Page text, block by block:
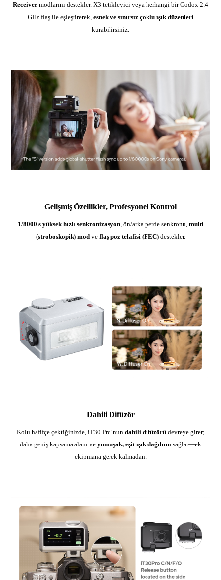
Receiver modlarını destekler. X3 tetikleyici veya herhangi bir Godox 2.4
GHz flaş ile eşleştirerek, esnek ve sınırsız çoklu ışık düzenleri
kurabilirsiniz.
Gelişmiş Özellikler, Profesyonel Kontrol
1/8000 s yüksek hızlı senkronizasyon, ön/arka perde senkronu, multi
(stroboskopik) modve flaş poz telafisi (FEC)destekler.
Dahili Difüzör
Kolu hafifçe çektiğinizde, iT30 Pro’nun dahili difüzörüdevreye girer;
daha geniş kapsama alanı ve yumuşak, eşit ışık dağılımı sağlar—ek
ekipmana gerek kalmadan.